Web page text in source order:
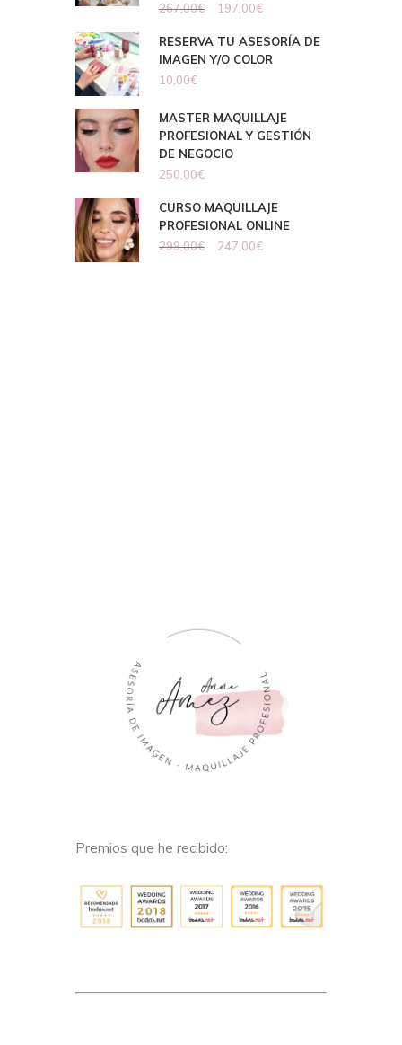
267,00€ 197,00€
RESERVA TU ASESORÍA DE
IMAGEN Y/O COLOR
10,00€
MASTER MAQUILLAJE
PROFESIONAL Y GESTIÓN
DE NEGOCIO
250,00€
CURSO MAQUILLAJE
PROFESIONAL ONLINE
299,00€ 247,00€
Premios que he recibido: